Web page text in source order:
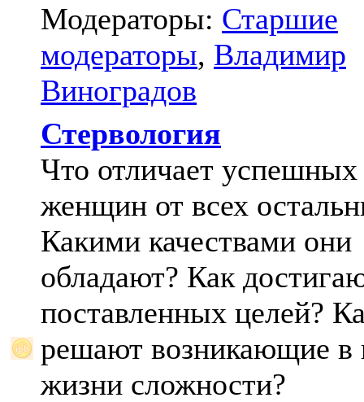
Модераторы: Старшие
модераторы, Владимир
Виноградов
Стервология
Что отличает успешных
женщин от всех
Какими качествами они
обладают? Как
поставленных целей?
решают возникающие в
жизни сложности?